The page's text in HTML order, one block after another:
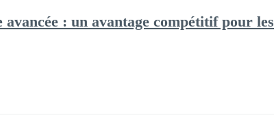
: un avantage compétitif pour les